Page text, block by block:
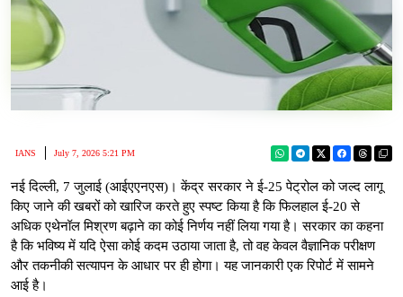
IANS July 7, 2026 5:21 PM
नई दिल्ली, 7 जुलाई (आईएएनएस)। केंद्र सरकार ने ई-25 पेट्रोल को जल्द लागू
किए जाने की खबरों को खारिज करते हुए स्पष्ट किया है कि फिलहाल ई-20 से
अधिक एथेनॉल मिश्रण बढ़ाने का कोई निर्णय नहीं लिया गया है। सरकार का कहना
है कि भविष्य में यदि ऐसा कोई कदम उठाया जाता है, तो वह केवल वैज्ञानिक परीक्षण
और तकनीकी सत्यापन के आधार पर ही होगा। यह जानकारी एक रिपोर्ट में सामने
आई है।